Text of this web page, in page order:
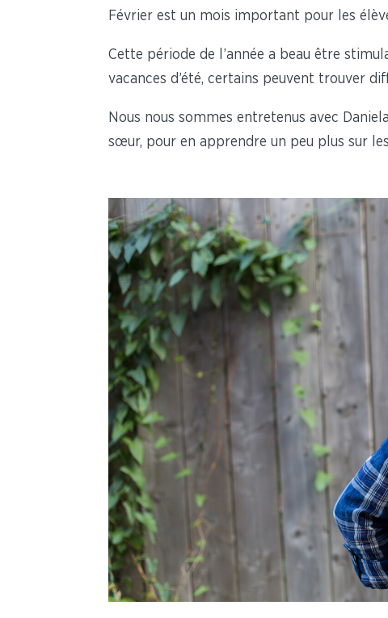
Février est un mois important pour les
Cette période de l’année a beau être
vacances d’été, certains peuvent trouver
Nous nous sommes entretenus avec
sœur, pour en apprendre un peu plus sur